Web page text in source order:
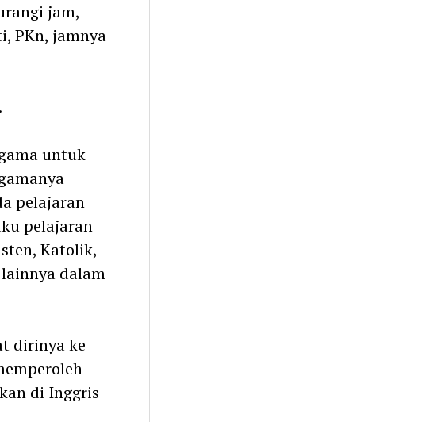
jam,
PKn, jamnya
untuk
pelajaran
pelajaran
Katolik,
dalam
dirinya ke
di Inggris